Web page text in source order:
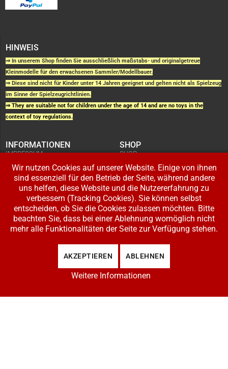
HINWEIS
⇒ In unserem Shop finden Sie ausschließlich maßstabs- und originalgetreue
Kleinmodelle für den erwachsenen Sammler/Modellbauer.
⇒ Diese sind nicht für Kinder unter 14 Jahren geeignet und gelten nicht als Spielzeug
im Sinne der Spielzeugrichtlinien.
⇒ They are suitable not for children under the age of 14 and are no toys in the
context of toy regulations.
INFORMATIONEN
IMPRESSUM
KUNDENINFORMATIONEN
WIDERRUFSRECHT
DATENSCHUTZERKLÄRUNG
ZAHLUNG UND VERSAND
SHOP
SHOP
BESTELLUNGEN
ADRESSE BEARBEITEN
IHR KONTO
LOGIN
REGISTRIEREN
Copyright © 2026 Modellbahnladen Klee GbR. Alle Rechte vorbehalten. Design:
Wir nutzen Cookies auf unserer Website. Einige von ihnen
sind essenziell für den Betrieb der Seite, während andere
uns helfen, diese Website und die Nutzererfahrung zu
verbessern (Tracking Cookies). Sie können selbst
entscheiden, ob Sie die Cookies zulassen möchten. Bitte
beachten Sie, dass bei einer Ablehnung womöglich nicht
mehr alle Funktionalitäten der Seite zur Verfügung stehen.
AKZEPTIEREN ABLEHNEN
Weitere Informationen